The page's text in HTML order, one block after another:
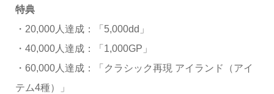
特典
・20,000人達成：「5,000dd」
・40,000人達成：「1,000GP」
・60,000人達成：「クラシック再現 アイランド（アイ
テム4種）」